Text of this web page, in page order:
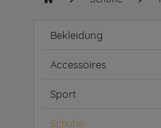
Bekleidung
Accessoires
Sport
Schuhe